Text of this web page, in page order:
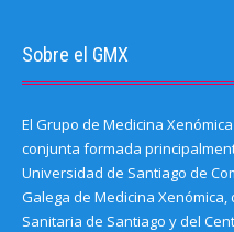
Sobre el GMX
El Grupo de Medicina
conjunta formada
Universidad de Santiago de
Galega de Medicina
Sanitaria de Santiago y del